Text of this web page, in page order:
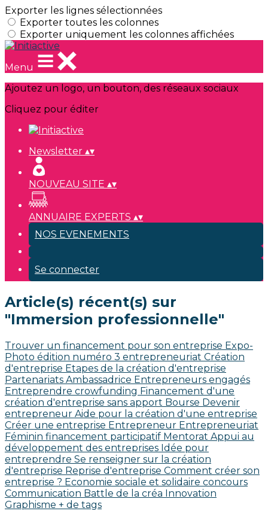
Exporter les lignes sélectionnées
Exporter toutes les colonnes
Exporter uniquement les colonnes affichées
Menu
Ajoutez un logo, un bouton, des réseaux sociaux
Cliquez pour éditer
Newsletter ▴▾
NOUVEAU SITE ▴▾
ANNUAIRE EXPERTS ▴▾
NOS EVENEMENTS
Se connecter
Article(s) récent(s) sur
"Immersion professionnelle"
Trouver un financement pour son entreprise Expo-
Photo édition numéro 3 entrepreneuriat Création
d'entreprise Etapes de la création d'entreprise
Partenariats Ambassadrice Entrepreneurs engagés
Entreprendre crowfunding Financement d'une
création d'entreprise sans apport Bourse Devenir
entrepreneur Aide pour la création d'une entreprise
Créer une entreprise Entrepreneur Entrepreneuriat
Féminin financement participatif Mentorat Appui au
développement des entreprises Idée pour
entreprendre Se renseigner sur la création
d'entreprise Reprise d'entreprise Comment créer son
entreprise ? Economie sociale et solidaire concours
Communication Battle de la créa Innovation
Graphisme + de tags